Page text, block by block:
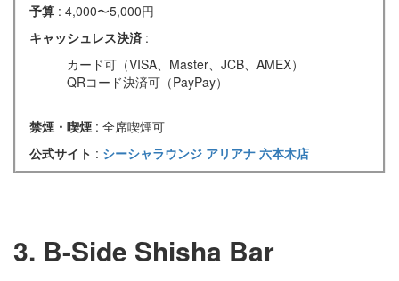
予算 : 4,000〜5,000円
キャッシュレス決済 :
カード可（VISA、Master、JCB、AMEX）
QRコード決済可（PayPay）
禁煙・喫煙 : 全席喫煙可
公式サイト : シーシャラウンジ アリアナ 六本木店
3. B-Side Shisha Bar